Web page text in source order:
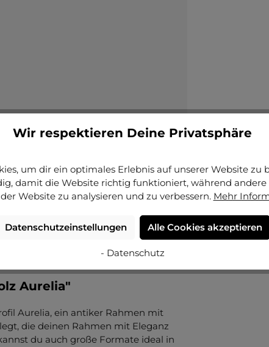
Aurelia"
Aurelia, ein antiker Rahmen mit
die deinen Rahmen mit Eleganz
du auch große Formate ideal in
Wir respektieren Deine Privatsphäre
um dir ein optimales Erlebnis auf unserer Website zu
damit die Website richtig funktioniert, während andere
Website zu analysieren und zu verbessern. Mehr
Datenschutzeinstellungen Alle Cookies akzeptieren
- Datenschutz